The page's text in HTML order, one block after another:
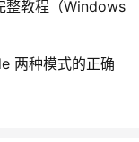
整教程（Windows
两种模式的正确